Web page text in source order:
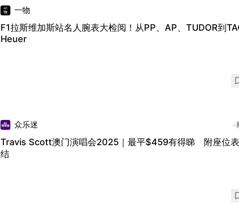
一物
F1拉斯维加斯站名人腕表大检阅！从PP、AP、TUDOR到
Heuer
众乐迷
Travis Scott澳门演唱会2025｜最平$459有得睇 附座位
结